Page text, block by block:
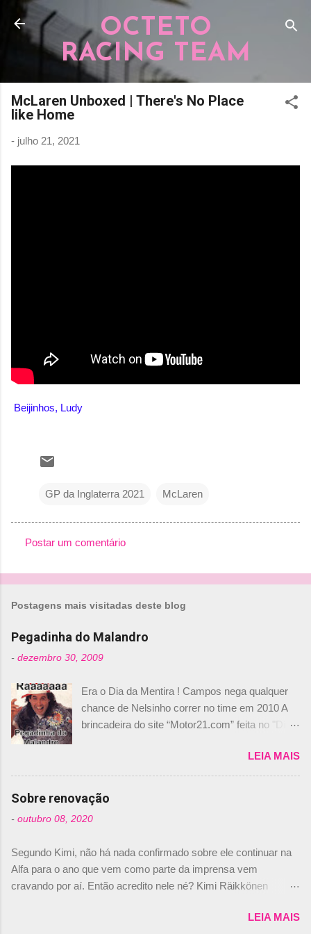
Pular para o conteúdo principal
OCTETO
RACING TEAM
McLaren Unboxed | There's No Place
like Home
- julho 21, 2021
Beijinhos, Ludy
GP da Inglaterra 2021 McLaren
o
n
t
r
i
o
Postar um comentário
Postagens mais visitadas deste blog
Pegadinha do Malandro
- dezembro 30, 2009
Era o Dia da Mentira ! Campos nega qualquer
chance de Nelsinho correr no time em 2010 A
brincadeira do site “Motor21.com” feita no "Día
de abril –, afirmando que Nelson Piquet havia
comprado 15% das ações da Campos, dando,
com isso, um lugar no time a Nelsinho Piquet,
foi esclarecida de uma vez por todas por
Daniele Audetto, diretor da escuderia. O
não será o companheiro de Bruno Senna em
2010. "Na verdade, nós recebemos uma oferta
de Piquet", admitiu Audetto. “Mas depois de ter
dois brasileiros”, explicou, dizendo ainda que
LEIA MAIS
Sobre renovação
- outubro 08, 2020
Segundo Kimi, não há nada confirmado sobre ele continuar na
Alfa para o ano que vem como parte da imprensa vem
cravando por aí. Então acredito nele né? Kimi Räikkönen
truth but I’ve never had an option in my contract so that’sLEIA MAIS